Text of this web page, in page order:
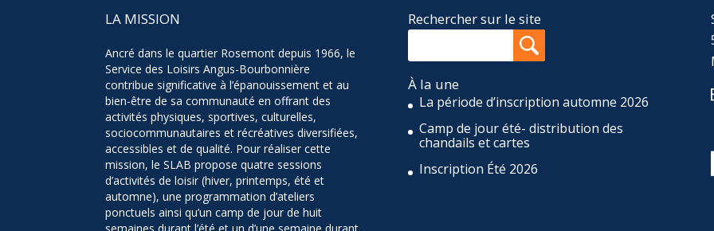
LA MISSION
Ancré dans le quartier Rosemont depuis 1966, le
Service des Loisirs Angus-Bourbonnière
contribue significative à l’épanouissement et au
bien-être de sa communauté en offrant des
activités physiques, sportives, culturelles,
sociocommunautaires et récréatives diversifiées,
accessibles et de qualité. Pour réaliser cette
mission, le SLAB propose quatre sessions
d’activités de loisir (hiver, printemps, été et
automne), une programmation d’ateliers
ponctuels ainsi qu’un camp de jour de huit
Rechercher sur le site
À la une
La période d’inscription automne 2026
Camp de jour été- distribution des
chandails et cartes
Inscription Été 2026